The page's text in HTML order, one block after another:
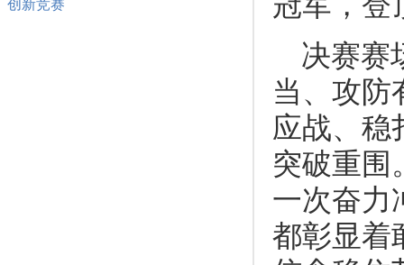
创新竞赛
决赛赛
当、攻防
应战、稳
突破重围
一次奋力
都彰显着